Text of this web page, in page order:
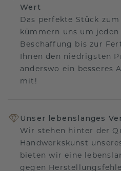
Wert
Das perfekte Stück
kümmern uns um
Beschaffung bis zur
Ihnen den niedrigsten
anderswo ein besseres
mit!
Unser lebenslanges
Wir stehen hinter der
Handwerkskunst
bieten wir eine
gegen